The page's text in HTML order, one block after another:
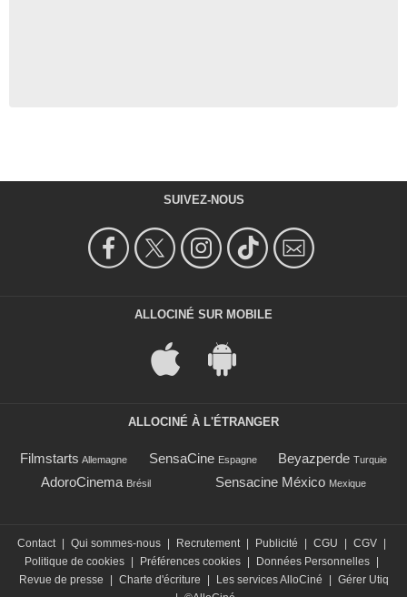
SUIVEZ-NOUS
ALLOCINÉ SUR MOBILE
ALLOCINÉ À L'ÉTRANGER
Filmstarts Allemagne SensaCine Espagne Beyazperde Turquie
AdoroCinema Brésil Sensacine México Mexique
Contact Qui sommes-nous Recrutement Publicité CGU CGV
Politique de cookies
Préférences cookies Données Personnelles
Revue de presse
Charte d'écriture Les services AlloCiné
Gérer Utiq